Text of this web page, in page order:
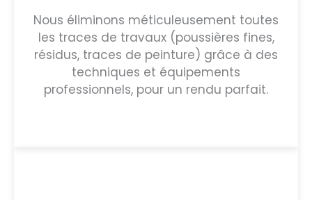
Nous éliminons méticuleusement toutes
les traces de travaux (poussières fines,
résidus, traces de peinture) grâce à des
techniques et équipements
professionnels, pour un rendu parfait.